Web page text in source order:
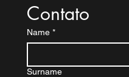
Contato
Name *
Surname